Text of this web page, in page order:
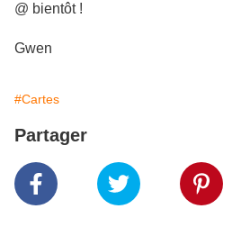
@ bientôt !
Gwen
#Cartes
Partager